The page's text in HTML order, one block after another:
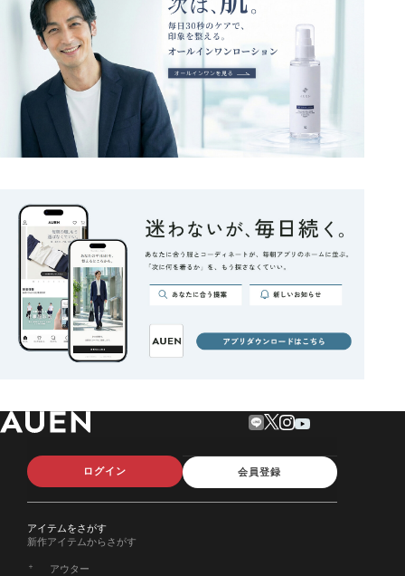
ログイン 会員登録
アイテムをさがす
新作アイテムからさがす
アウター